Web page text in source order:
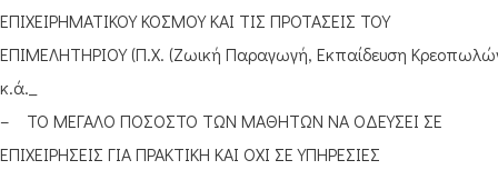
ΕΠΙΧΕΙΡΗΜΑΤΙΚΟΥ ΚΟΣΜΟΥ ΚΑΙ ΤΙΣ ΠΡΟΤΑΣΕΙΣ ΤΟΥ
ΕΠΙΜΕΛΗΤΗΡΙΟΥ (Π.Χ. (Ζωική Παραγωγή, Εκπαίδευση
κ.ά._
– ΤΟ ΜΕΓΑΛΟ ΠΟΣΟΣΤΟ ΤΩΝ ΜΑΘΗΤΩΝ ΝΑ ΟΔΕΥΣΕΙ ΣΕ
ΕΠΙΧΕΙΡΗΣΕΙΣ ΓΙΑ ΠΡΑΚΤΙΚΗ ΚΑΙ ΟΧΙ ΣΕ ΥΠΗΡΕΣΙΕΣ